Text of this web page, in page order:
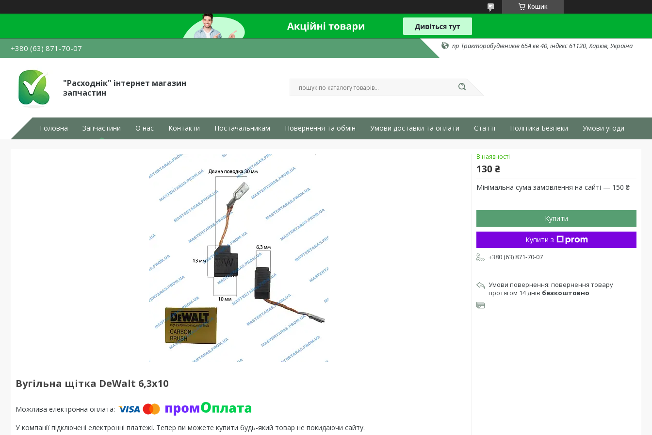
Кошик
+380 (63) 871-70-07 пр Тракторобудівників 65А кв 40, індекс 61120, Харків, Україна
"Расходнік" інтернет магазин
запчастин
Головна Запчастини О нас Контакти Постачальникам Повернення та обмін Умови доставки та оплати Статті Політика Безпеки Умови угоди
Вугільна щітка DeWalt 6,3x10
У компанії підключені електронні платежі. Тепер ви можете купити будь-який товар не покидаючи сайту.
В наявності
130 ₴
Мінімальна сума замовлення на сайті — 150 ₴
Купити
Купити з
+380 (63) 871-70-07
повернення товару
протягом 14 днів безкоштовно